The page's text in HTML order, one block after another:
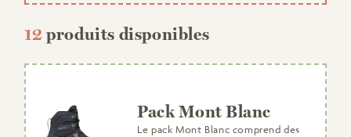
12produits disponibles
Pack Mont Blanc
Le pack Mont Blanc comprend des